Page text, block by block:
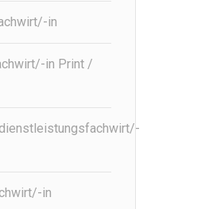
in
in Print /
in